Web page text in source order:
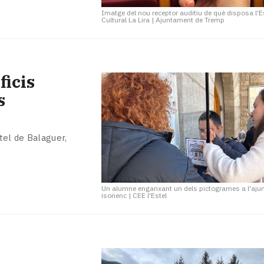
Imatge del nou receptor auditiu de què disposa
Cultural La Lira |Ajuntament de Tremp
Un alumne enganxant un dels pictogrames a
isonenc | CEE l'Estel
de Balaguer,